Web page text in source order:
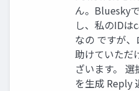
ん。Bluesky
し、私のID
なの ですが、
助けていただ
ざいます。
を生成 Reply